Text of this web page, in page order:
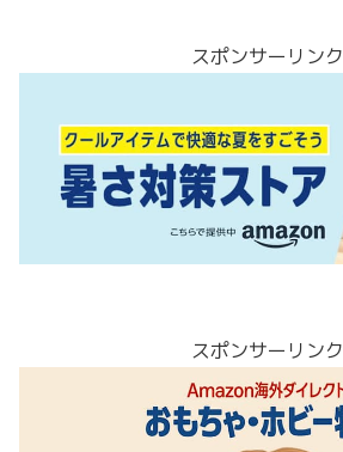
スポンサーリンク
スポンサーリンク